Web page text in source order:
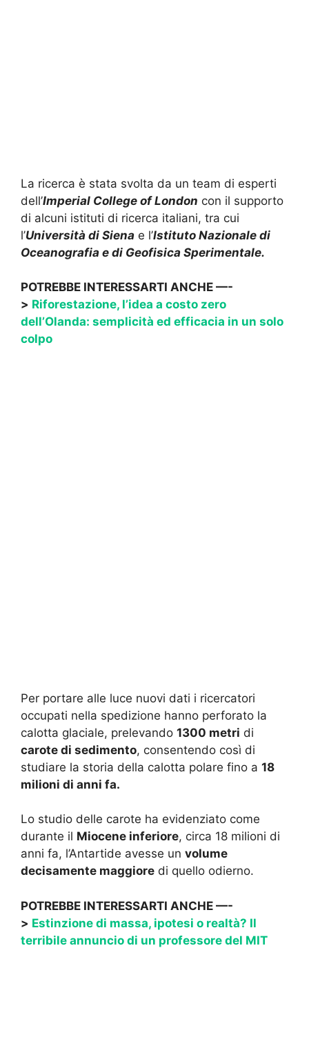
La ricerca è stata svolta da un team di esperti
dell’Imperial College of London con il supporto
di alcuni istituti di ricerca italiani, tra cui
l’Università di Siena e l’Istituto Nazionale di
Oceanografia e di Geofisica Sperimentale.
POTREBBE INTERESSARTI ANCHE —-
> Riforestazione, l’idea a costo zero
dell’Olanda: semplicità ed efficacia in un solo
colpo
Per portare alle luce nuovi dati i ricercatori
occupati nella spedizione hanno perforato la
calotta glaciale, prelevando 1300 metri di
carote di sedimento, consentendo così di
studiare la storia della calotta polare fino a 18
milioni di anni fa.
Lo studio delle carote ha evidenziato come
durante il Miocene inferiore, circa 18 milioni di
anni fa, l’Antartide avesse un volume
decisamente maggiore di quello odierno.
POTREBBE INTERESSARTI ANCHE —-
> Estinzione di massa, ipotesi o realtà? Il
terribile annuncio di un professore del MIT